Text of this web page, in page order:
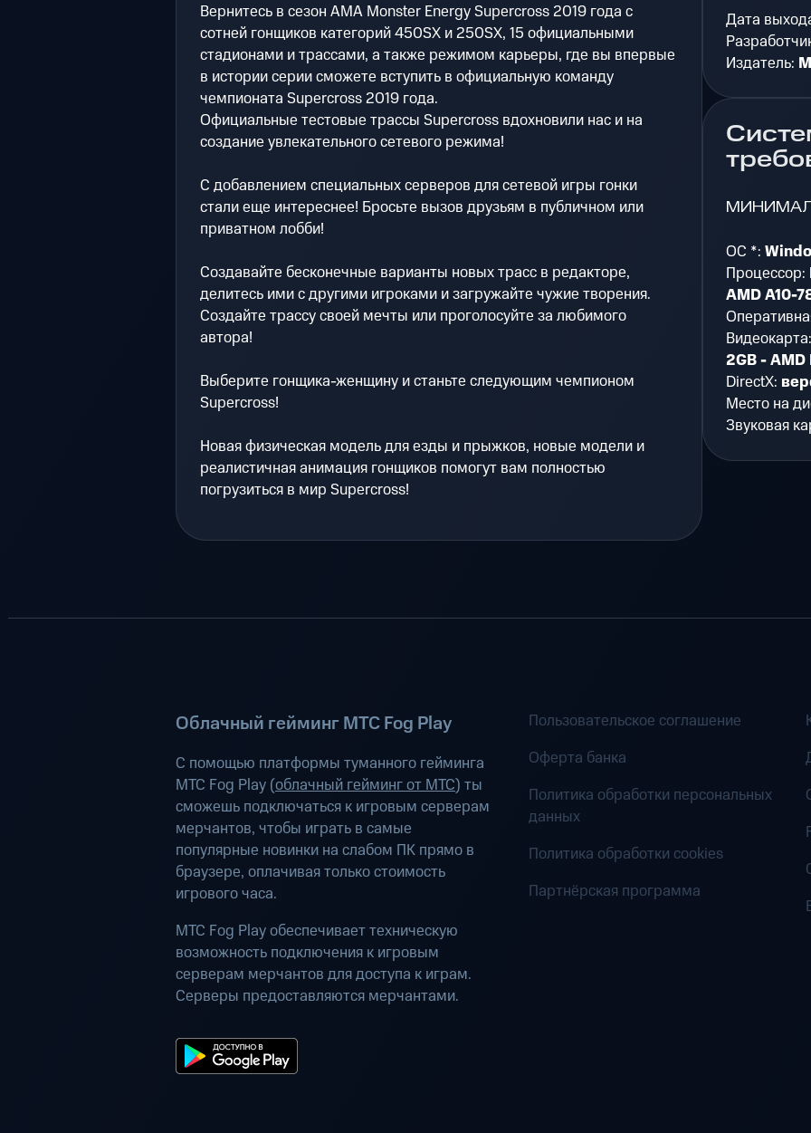
Вернитесь в сезон AMA Monster Energy Supercross 2019 года с
сотней гонщиков категорий 450SX и 250SX, 15 официальными
стадионами и трассами, а также режимом карьеры, где вы впервые
в истории серии сможете вступить в официальную команду
чемпионата Supercross 2019 года.
Официальные тестовые трассы Supercross вдохновили нас и на
создание увлекательного сетевого режима!
С добавлением специальных серверов для сетевой игры гонки
стали еще интереснее! Бросьте вызов друзьям в публичном или
приватном лобби!
Создавайте бесконечные варианты новых трасс в редакторе,
делитесь ими с другими игроками и загружайте чужие творения.
Создайте трассу своей мечты или проголосуйте за любимого
автора!
Выберите гонщика-женщину и станьте следующим чемпионом
Supercross!
Новая физическая модель для езды и прыжков, новые модели и
реалистичная анимация гонщиков помогут вам полностью
погрузиться в мир Supercross!
Дата
Издатель:
ОС *:
Процессор:
AMD A10-
2GB -
DirectX:
Место на
Звуковая
Облачный гейминг МТС Fog Play
С помощью платформы туманного гейминга
МТС Fog Play (облачный гейминг от МТС) ты
сможешь подключаться к игровым серверам
мерчантов, чтобы играть в самые
популярные новинки на слабом ПК прямо в
браузере, оплачивая только стоимость
игрового часа.
МТС Fog Play обеспечивает техническую
возможность подключения к игровым
серверам мерчантов для доступа к играм.
Серверы предоставляются мерчантами.
Пользовательское соглашение
Оферта банка
Политика обработки персональных
данных
Политика обработки cookies
Партнёрская программа